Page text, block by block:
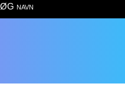
navn